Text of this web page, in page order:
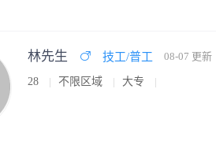
林先生 技工/普工 08-07 更新
28 不限区域 大专